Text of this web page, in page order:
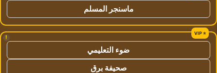
ماسنجر المسلم
!
ضوء التعليمي
صحيفة برق